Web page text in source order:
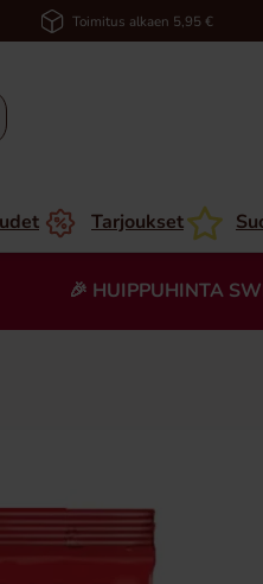
Toimitus alkaen 5,95 €
Tarjoukset
🎉 HUIPPUHINTA
-21%